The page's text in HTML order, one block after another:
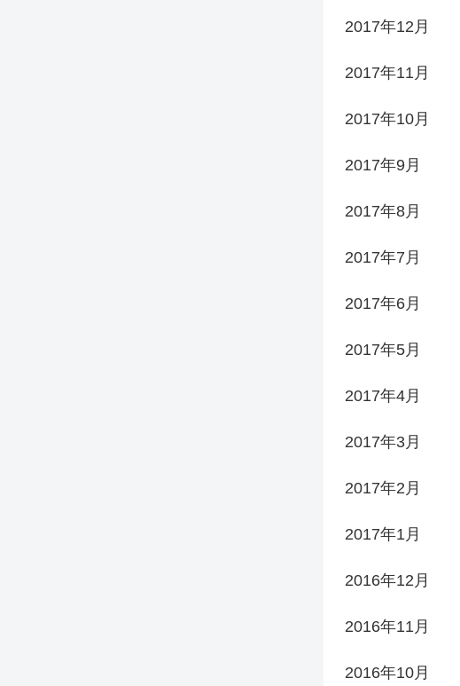
2017年12月
2017年11月
2017年10月
2017年9月
2017年8月
2017年7月
2017年6月
2017年5月
2017年4月
2017年3月
2017年2月
2017年1月
2016年12月
2016年11月
2016年10月